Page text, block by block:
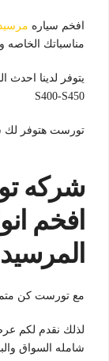
افخم سياره
مناسباتك
S400-S450
تورست هتوفر لك
شركه
افخم
مع تورست كن
لذلك نقدم لكم
شامله السواق